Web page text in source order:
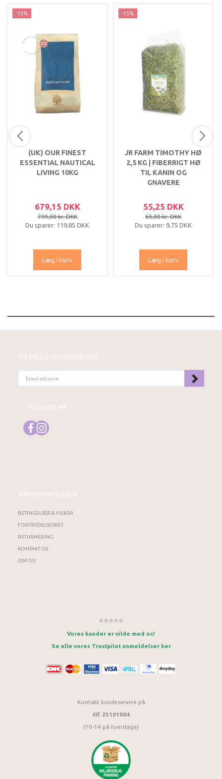
-15%
(UK) OUR FINEST
ESSENTIAL NAUTICAL
LIVING 10KG
679,15 DKK
799,00 kr. DKK
Du sparer: 119,85 DKK
Læg i kurv
-15%
JR FARM TIMOTHY HØ
2,5 KG | FIBERRIGT HØ
TIL KANIN OG
GNAVERE
55,25 DKK
65,00 kr. DKK
Du sparer: 9,75 DKK
Læg i kurv
TILMELD NYHEDSBREV
ADRESSE
FIND OS PÅ
INFORMATIONER
BETINGELSER & VILKÅR
FORTRYDELSESRET
RETURNERING
KONTAKT OS
OM OS!
⭐⭐⭐⭐⭐
Vores kunder er vilde med os!
Se alle vores Trustpilot anmeldelser her
Kontakt kundeservice på
tlf. 25101004
(10-14 på hverdage)